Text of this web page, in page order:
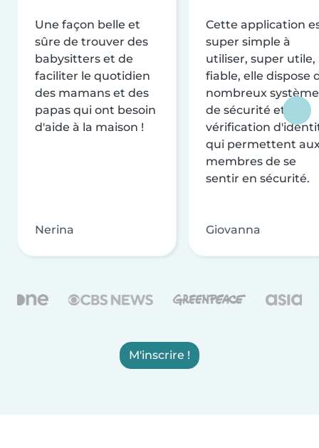
Une façon belle et
sûre de trouver des
babysitters et de
faciliter le quotidien
des mamans et des
papas qui ont besoin
d'aide à la maison !
Nerina
Cette application
super simple à
utiliser, super utile,
fiable, elle dispose
nombreux
de sécurité et de
vérification
qui permettent
membres de se
sentir en sécurité.
Giovanna
M'inscrire !